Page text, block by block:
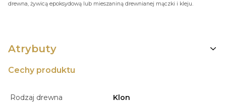
drewna, żywicą epoksydową lub mieszaniną drewnianej mączki i kleju.
Atrybuty
Cechy produktu
Rodzaj drewna
Klon